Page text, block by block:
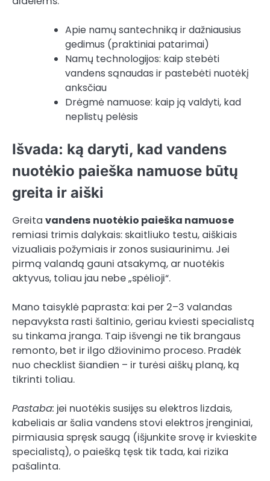
Apie namų santechniką ir dažniausius
gedimus (praktiniai patarimai)
Namų technologijos: kaip stebėti
vandens sąnaudas ir pastebėti nuotėkį
anksčiau
Drėgmė namuose: kaip ją valdyti, kad
neplistų pelėsis
Išvada: ką daryti, kad vandens
nuotėkio paieška namuose būtų
greita ir aiški
Greita vandens nuotėkio paieška namuose
remiasi trimis dalykais: skaitliuko testu, aiškiais
vizualiais požymiais ir zonos susiaurinimu. Jei
pirmą valandą gauni atsakymą, ar nuotėkis
aktyvus, toliau jau nebe „spėlioji“.
Mano taisyklė paprasta: kai per 2–3 valandas
nepavyksta rasti šaltinio, geriau kviesti specialistą
su tinkama įranga. Taip išvengi ne tik brangaus
remonto, bet ir ilgo džiovinimo proceso. Pradėk
nuo checklist šiandien – ir turėsi aiškų planą, ką
tikrinti toliau.
Pastaba: jei nuotėkis susijęs su elektros lizdais,
kabeliais ar šalia vandens stovi elektros įrenginiai,
pirmiausia spręsk saugą (išjunkite srovę ir kvieskite
specialistą), o paiešką tęsk tik tada, kai rizika
pašalinta.